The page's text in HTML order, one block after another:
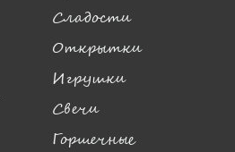
Сладости
Открытки
Игрушки
Свечи
Горшечные